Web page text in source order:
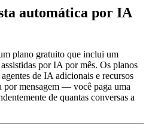
automática por IA
plano gratuito que inclui um
por IA por mês. Os planos
de IA adicionais e recursos
por mensagem — você paga uma
de quantas conversas a